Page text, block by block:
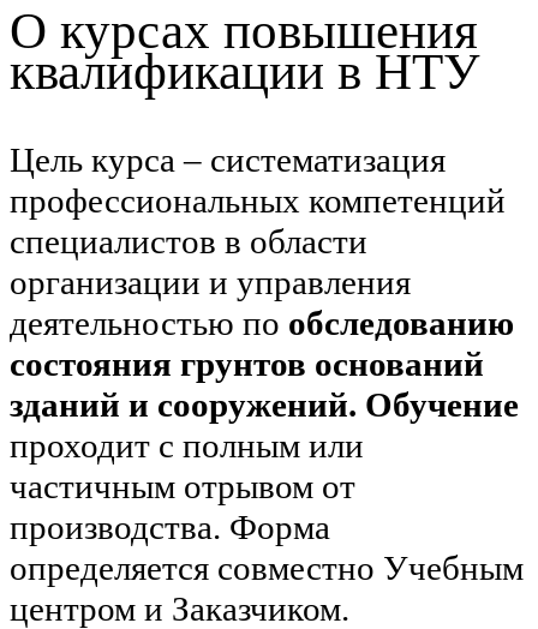
О курсах повышения
квалификации в НТУ
Цель курса – систематизация
профессиональных компетенций
специалистов в области
организации и управления
деятельностью по обследованию
состояния грунтов оснований
зданий и сооружений. Обучение
проходит с полным или
частичным отрывом от
производства. Форма
определяется совместно Учебным
центром и Заказчиком.